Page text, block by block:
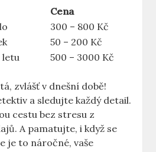
Cena
300 – 800 Kč
50 – 200 Kč
letu
500 – 3000 Kč
zvlášť v dnešní době!
a sledujte každý detail.
cestu bez stresu z
A pamatujte, i když se
je to náročné, vaše